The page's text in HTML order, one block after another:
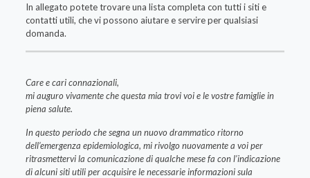
In allegato potete trovare una lista completa con tutti i siti e
contatti utili, che vi possono aiutare e servire per qualsiasi
domanda.
Care e cari connazionali,
mi auguro vivamente che questa mia trovi voi e le vostre famiglie in
piena salute.
In questo periodo che segna un nuovo drammatico ritorno
dell’emergenza epidemiologica, mi rivolgo nuovamente a voi per
ritrasmettervi la comunicazione di qualche mese fa con l’indicazione
di alcuni siti utili per acquisire le necessarie informazioni sula